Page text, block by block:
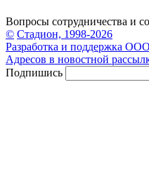
Вопросы сотрудничества и
© Стадион, 1998-2026
Разработка и поддержка
Адресов в новостной
Подпишись